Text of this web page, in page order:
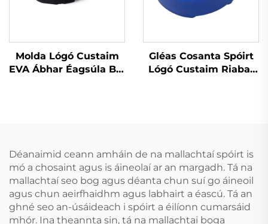
Molda Lógó Custaim
EVA Ábhar Éagsúla Bol
Spóirt Peile
Gléas Cosanta Spóirt
Lógó Custaim Riabar
Déanaimid ceann amháin de na mallachtaí spóirt is
mó a chosaint agus is áineolaí ar an margadh. Tá na
mallachtaí seo bog agus déanta chun suí go áineoil
agus chun aeirfhaidhm agus labhairt a éascú. Tá an
ghné seo an-úsáideach i spóirt a éilíonn cumarsáid
mhór. Ina theannta sin, tá na mallachtai boga